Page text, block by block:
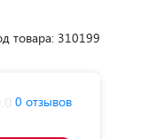
товара: 310199
0 отзывов